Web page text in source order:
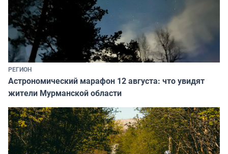
РЕГИОН
Астрономический марафон 12 августа: что увидят
жители Мурманской области